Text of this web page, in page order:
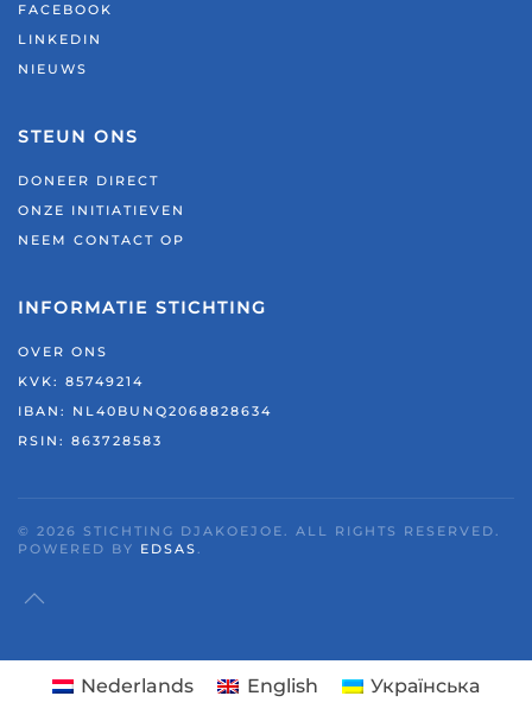
FACEBOOK
LINKEDIN
NIEUWS
STEUN ONS
DONEER DIRECT
ONZE INITIATIEVEN
NEEM CONTACT OP
INFORMATIE STICHTING
OVER ONS
KVK: 85749214
IBAN: NL40BUNQ2068828634
RSIN: 863728583
© 2026 STICHTING DJAKOEJOE. ALL RIGHTS RESERVED.
POWERED BY EDSAS.
Nederlands English Українська